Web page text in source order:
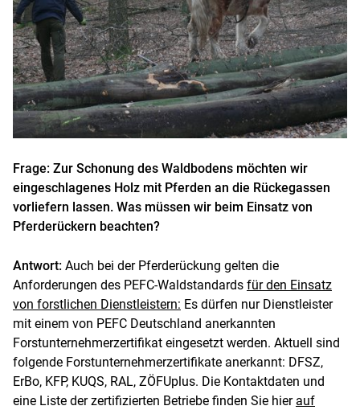
Frage: Zur Schonung des Waldbodens möchten wir
eingeschlagenes Holz mit Pferden an die Rückegassen
vorliefern lassen. Was müssen wir beim Einsatz von
Pferderückern beachten?
Antwort: Auch bei der Pferderückung gelten die
Anforderungen des PEFC-Waldstandards für den Einsatz
von forstlichen Dienstleistern: Es dürfen nur Dienstleister
mit einem von PEFC Deutschland anerkannten
Forstunternehmerzertifikat eingesetzt werden. Aktuell sind
folgende Forstunternehmerzertifikate anerkannt: DFSZ,
ErBo, KFP, KUQS, RAL, ZÖFUplus. Die Kontaktdaten und
eine Liste der zertifizierten Betriebe finden Sie hier auf